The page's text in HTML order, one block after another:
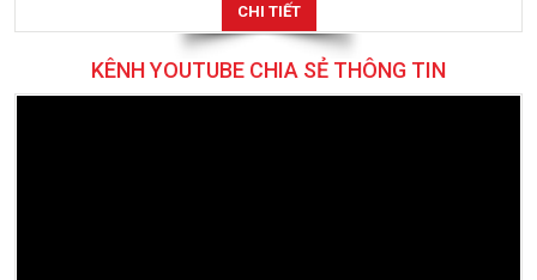
CHI TIẾT
KÊNH YOUTUBE CHIA SẺ THÔNG TIN